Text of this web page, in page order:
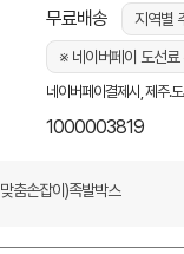
무료배송
지역별
※ 네이버페이 도선료
네이버페이결제시, 제주.
1000003819
맞춤손잡이)족발박스